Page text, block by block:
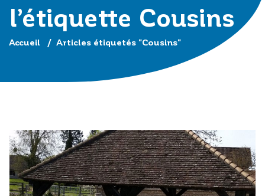
l’étiquette Cousins
Accueil / Articles étiquetés "Cousins"